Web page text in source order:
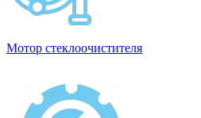
Мотор стеклоочистителя